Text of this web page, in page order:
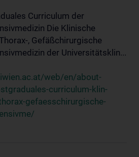
Curriculum der
Die Klinische
, Gefäßchirurgische
der Universitätsklin...
web/en/about-
curriculum-klin-
gefaesschirurgische-